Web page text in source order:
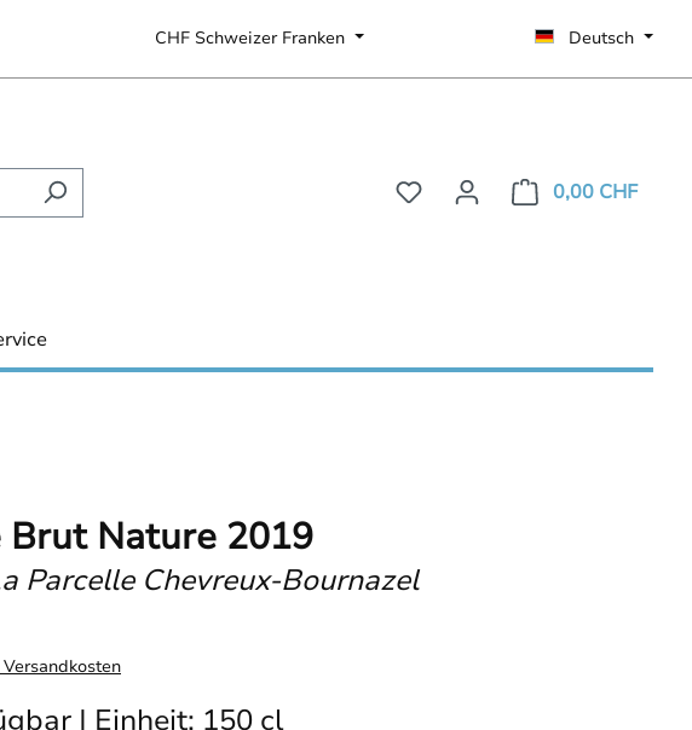
CHF Schweizer Franken Deutsch
0,00 CHF
Brut Nature 2019
Parcelle Chevreux-Bournazel
| Einheit: 150 cl